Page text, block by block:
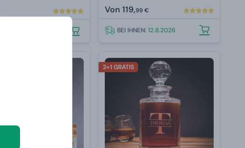
Von119,99 €
BEI IHNEN:12.8.2026
2+1 GRATIS